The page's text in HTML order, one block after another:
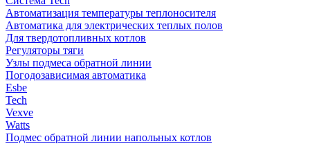
Автоматизация температуры теплоносителя
Автоматика для электрических теплых полов
Для твердотопливных котлов
Регуляторы тяги
Узлы подмеса обратной линии
Погодозависимая автоматика
Esbe
Tech
Vexve
Watts
Подмес обратной линии напольных котлов